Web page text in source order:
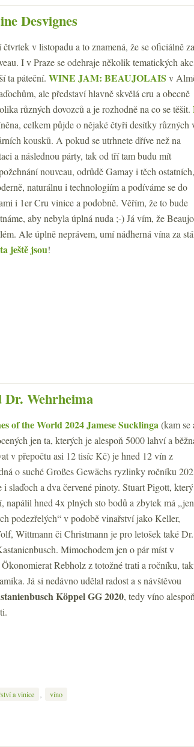
Desvignes
v listopadu a to znamená, že se oficiálně
I v Praze se odehraje několik tematických
ta páteční. WINE JAM: BEAUJOLAIS v
ale představí hlavně skvělá cru a obecně
různých dovozců a je rozhodně na co se těšit.
celkem půjde o nějaké čtyři desítky různých
kousků. A pokud se utrhnete dříve než na
a následnou párty, tak od tří tam budu mít
nouveau, odrůdě Gamay i těch ostatních,
naturálnu i technologiím a podíváme se do
i 1er Cru vinice a podobně. Věřím, že to bude
aby nebyla úplná nuda ;-) Já vím, že
Ale úplně neprávem, umí nádherná vína za
ještě jsou!
Dr. Wehrheima
of the World 2024 Jamese Sucklinga(kam se
jen ta, kterých je alespoň 5000 lahví a
v přepočtu asi 12 tisíc Kč) je hned 12 vín z
o suché Großes Gewächs ryzlinky ročníku
slaďoch a dva červené pinoty. Stuart Pigott,
napálil hned 4x plných sto bodů a zbytek má
podezřelých“ v podobě vinařství jako Keller,
Wittmann či Christmann je pro letošek také Dr.
Mimochodem jen o pár míst v
Rebholz z totožné trati a ročníku,
Já si nedávno udělal radost a s návštěvou
Köppel GG 2020, tedy víno
a vinice , víno